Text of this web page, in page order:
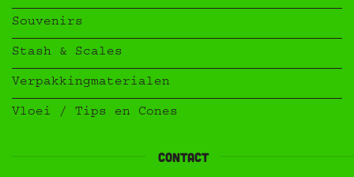
Souvenirs
Stash & Scales
Verpakkingmaterialen
Vloei / Tips en Cones
contact